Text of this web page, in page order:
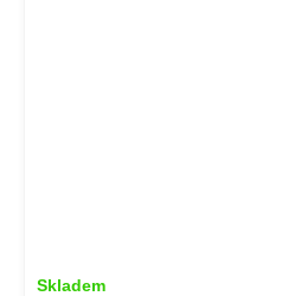
Skladem